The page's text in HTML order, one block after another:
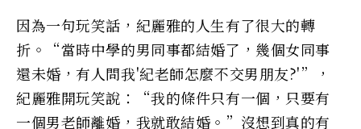
因為一句玩笑話，紀麗雅的人生有了很大的轉
折。“當時中學的男同事都結婚了，幾個女同事
還未婚，有人問我'紀老師怎麼不交男朋友?'”，
紀麗雅開玩笑說：“我的條件只有一個，只要有
一個男老師離婚，我就敢結婚。”沒想到真的有